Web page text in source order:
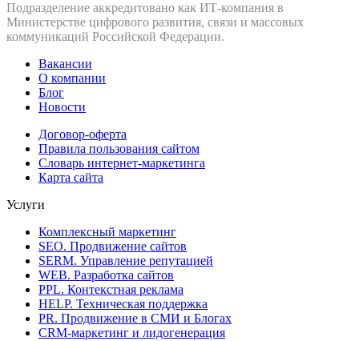
Подразделение аккредитовано как ИТ‑компания в
Министерстве цифрового развития, связи и массовых
коммуникаций Российской Федерации.
Вакансии
О компании
Блог
Новости
Договор-оферта
Правила пользования сайтом
Словарь интернет-маркетинга
Карта сайта
Услуги
Комплексный маркетинг
SEO. Продвижение сайтов
SERM. Управление репутацией
WEB. Разработка сайтов
PPL. Контекстная реклама
HELP. Техническая поддержка
PR. Продвижение в СМИ и Блогах
CRM-маркетинг и лидогенерация